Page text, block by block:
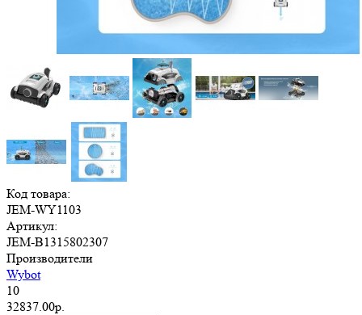
Код товара:
JEM-WY1103
Артикул:
JEM-B1315802307
Производители
Wybot
10
32837.00р.